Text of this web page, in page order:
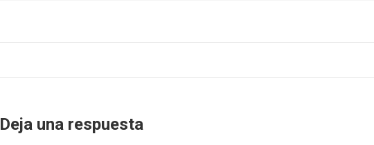
Deja una respuesta